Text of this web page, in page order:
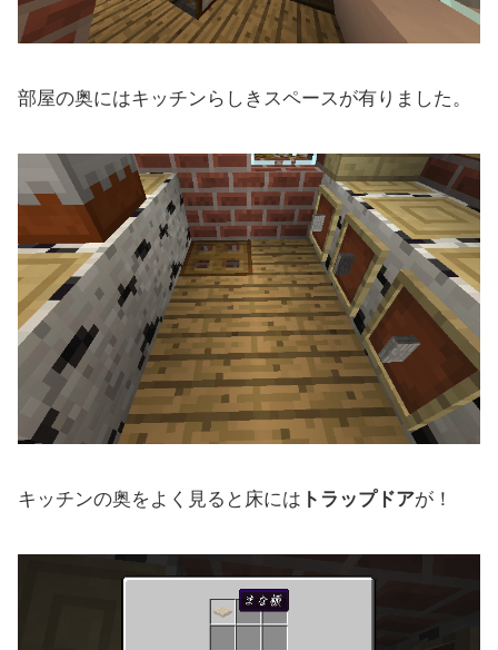
部屋の奥にはキッチンらしきスペースが有りました。
キッチンの奥をよく見ると床には トラップドアが！